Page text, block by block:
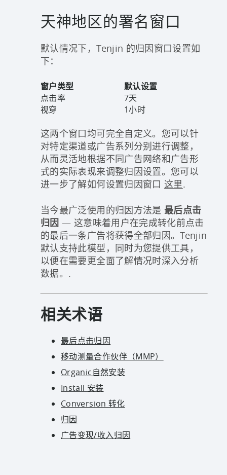
天神地区的署名窗口
默认情况下，Tenjin 的归因窗口设置如
下：
窗户类型
默认设置
点击率
7天
视穿
1小时
这两个窗口均可完全自定义。您可以针
对特定渠道或广告系列分别进行调整，
从而灵活地根据不同广告网络和广告形
式的实际表现来调整归因设置。您可以
进一步了解如何设置归因窗口 这里.
当今最广泛使用的归因方法是 最后点击
归因 — 这意味着用户在完成转化前点击
的最后一条广告将获得全部归因。Tenjin
默认支持此模型，同时为您提供工具，
以便在需要更全面了解情况时深入分析
数据。.
相关术语
最后点击归因
移动测量合作伙伴（MMP）
Organic自然安装
Install 安装
Conversion 转化
归因
广告变现/收入归因